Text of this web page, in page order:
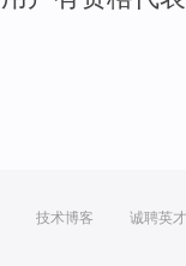
技术博客 诚聘英才